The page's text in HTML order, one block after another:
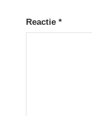
Reactie *